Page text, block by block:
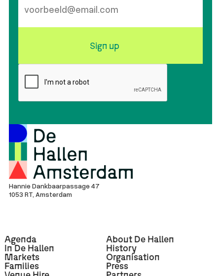
Sign up
Hannie Dankbaarpassage 47
1053 RT, Amsterdam
Agenda
In De Hallen
Markets
Families
About De Hallen
History
Organisation
Press